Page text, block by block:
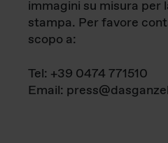
immagini su misura per
stampa. Per favore
scopo a:
Tel: +39 0474 771510
Email: